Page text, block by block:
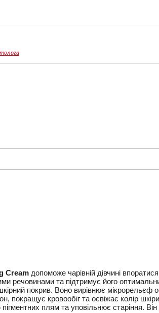
Cream допоможе чарівній дівчині
речовинами та підтримує його
покрив. Воно вирівнює мікрорельєф
покращує кровообіг та освіжає колір
плям та уповільнює старіння.